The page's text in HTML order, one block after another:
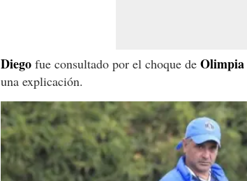
Diego fue consultado por el choque de Olimpia
una explicación.